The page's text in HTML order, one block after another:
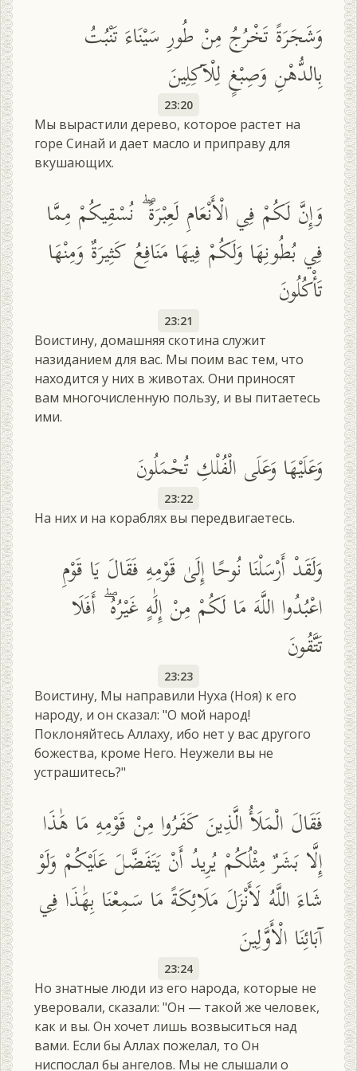
وَشَجَرَةً تَخْرُجُ مِنْ طُورِ سَيْنَاءَ تَنْبُتُ
بِالدُّهْنِ وَصِبْغٍ لِلْآكِلِينَ
23:20
Мы вырастили дерево, которое растет на
горе Синай и дает масло и приправу для
вкушающих.
وَإِنَّ لَكُمْ فِي الْأَنْعَامِ لَعِبْرَةً ۖ نُسْقِيكُمْ مِمَّا
فِي بُطُونِهَا وَلَكُمْ فِيهَا مَنَافِعُ كَثِيرَةٌ وَمِنْهَا
تَأْكُلُونَ
23:21
Воистину, домашняя скотина служит
назиданием для вас. Мы поим вас тем, что
находится у них в животах. Они приносят
вам многочисленную пользу, и вы питаетесь
ими.
وَعَلَيْهَا وَعَلَى الْفُلْكِ تُحْمَلُونَ
23:22
На них и на кораблях вы передвигаетесь.
وَلَقَدْ أَرْسَلْنَا نُوحًا إِلَىٰ قَوْمِهِ فَقَالَ يَا قَوْمِ
اعْبُدُوا اللَّهَ مَا لَكُمْ مِنْ إِلَٰهٍ غَيْرُهُ ۖ أَفَلَا
تَتَّقُونَ
23:23
Воистину, Мы направили Нуха (Ноя) к его
народу, и он сказал: "О мой народ!
Поклоняйтесь Аллаху, ибо нет у вас другого
божества, кроме Него. Неужели вы не
устрашитесь?"
فَقَالَ الْمَلَأُ الَّذِينَ كَفَرُوا مِنْ قَوْمِهِ مَا هَٰذَا
إِلَّا بَشَرٌ مِثْلُكُمْ يُرِيدُ أَنْ يَتَفَضَّلَ عَلَيْكُمْ وَلَوْ
شَاءَ اللَّهُ لَأَنْزَلَ مَلَائِكَةً مَا سَمِعْنَا بِهَٰذَا فِي
آبَائِنَا الْأَوَّلِينَ
23:24
Но знатные люди из его народа, которые не
уверовали, сказали: "Он — такой же человек,
как и вы. Он хочет лишь возвыситься над
вами. Если бы Аллах пожелал, то Он
ниспослал бы ангелов. Мы не слышали о